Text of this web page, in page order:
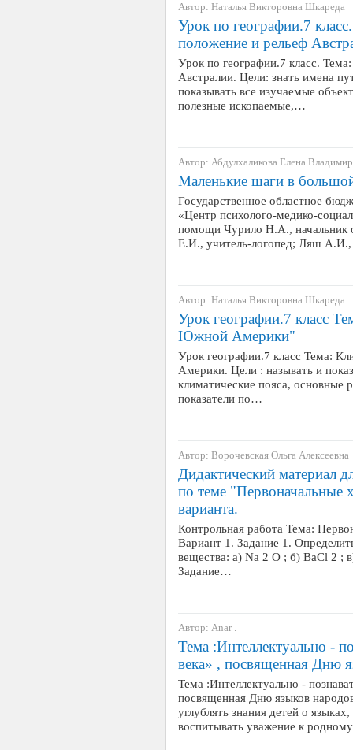
Автор: Наталья Викторовна Шкареда
Урок по географии.7
положение и рельеф
Урок по географии.7 класс.
Австралии. Цели: знать имена
показывать все изучаемые
полезные ископаемые,…
Автор: Абдулхаликова Елена
Маленькие шаги в
Государственное областное
«Центр психолого-медико-
помощи Чурило Н.А., начальник
Е.И., учитель-логопед; Ляш А.И.,
Автор: Наталья Викторовна Шкареда
Урок географии.7 класс
Южной Америки"
Урок географии.7 класс Тема:
Америки. Цели : называть и
климатические пояса, основные
показатели по…
Автор: Ворочевская Ольга Алексеевна
Дидактический материал
по теме "Первоначальные
варианта.
Контрольная работа Тема:
Вариант 1. Задание 1.
вещества: а) Na 2 O ; б) BaCl 2 ;
Задание…
Автор: Anar .
Тема :Интеллектуально -
века» , посвященная Дню
Тема :Интеллектуально -
посвященная Дню языков
углублять знания детей о
воспитывать уважение к